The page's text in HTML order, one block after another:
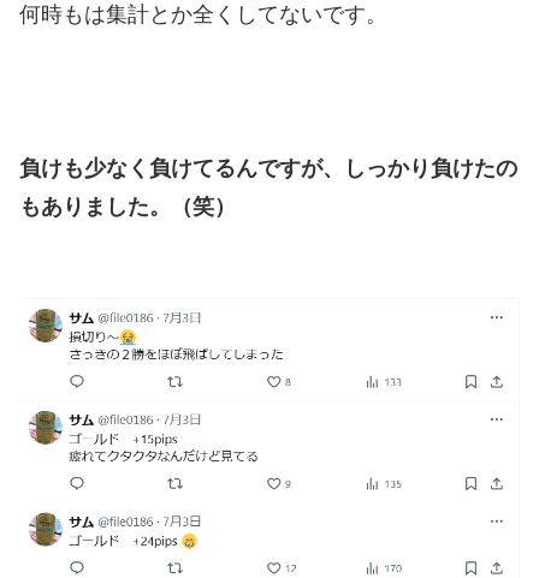
何時もは集計とか全くしてないです。
負けも少なく負けてるんですが、しっかり負けたの
もありました。（笑）